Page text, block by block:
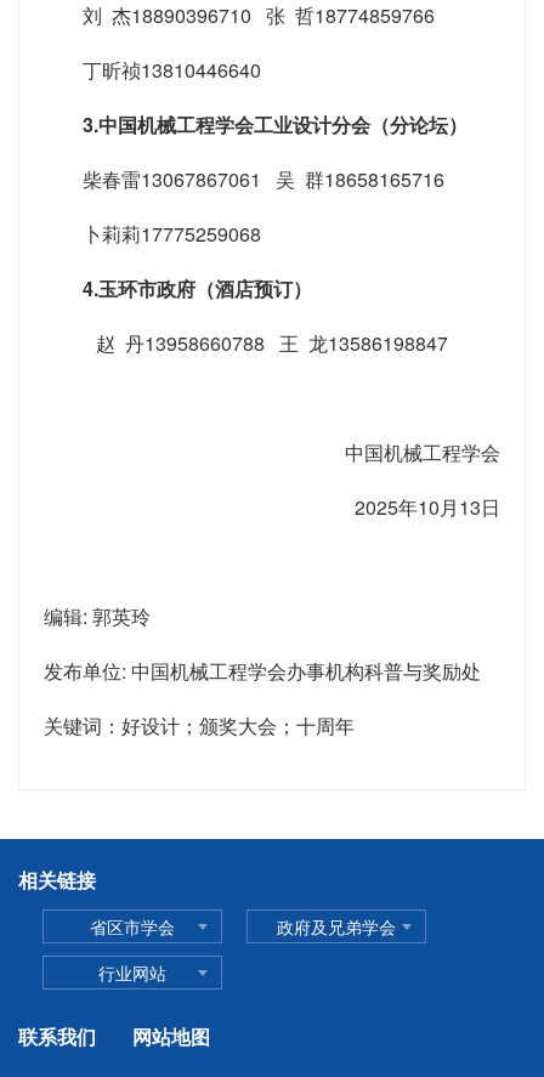
刘 杰18890396710 张 哲18774859766
丁昕祯13810446640
3.中国机械工程学会工业设计分会（分论坛）
柴春雷13067867061 吴 群18658165716
卜莉莉17775259068
4.玉环市政府（酒店预订）
赵 丹13958660788 王 龙13586198847
中国机械工程学会
2025年10月13日
编辑: 郭英玲
发布单位: 中国机械工程学会办事机构科普与奖励处
关键词：好设计；颁奖大会；十周年
相关链接
省区市学会
政府及兄弟学会
行业网站
联系我们 网站地图